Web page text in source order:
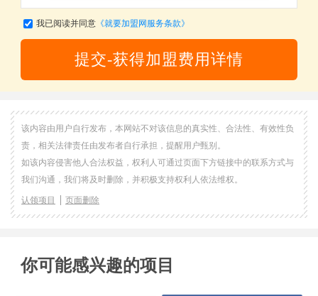
我已阅读并同意《就要加盟网服务条款》
提交-获得加盟费用详情
该内容由用户自行发布，本网站不对该信息的真实性、合法性、有效性负
责，相关法律责任由发布者自行承担，提醒用户甄别。
如该内容侵害他人合法权益，权利人可通过页面下方链接中的联系方式与
我们沟通，我们将及时删除，并积极支持权利人依法维权。
认领项目 页面删除
你可能感兴趣的项目